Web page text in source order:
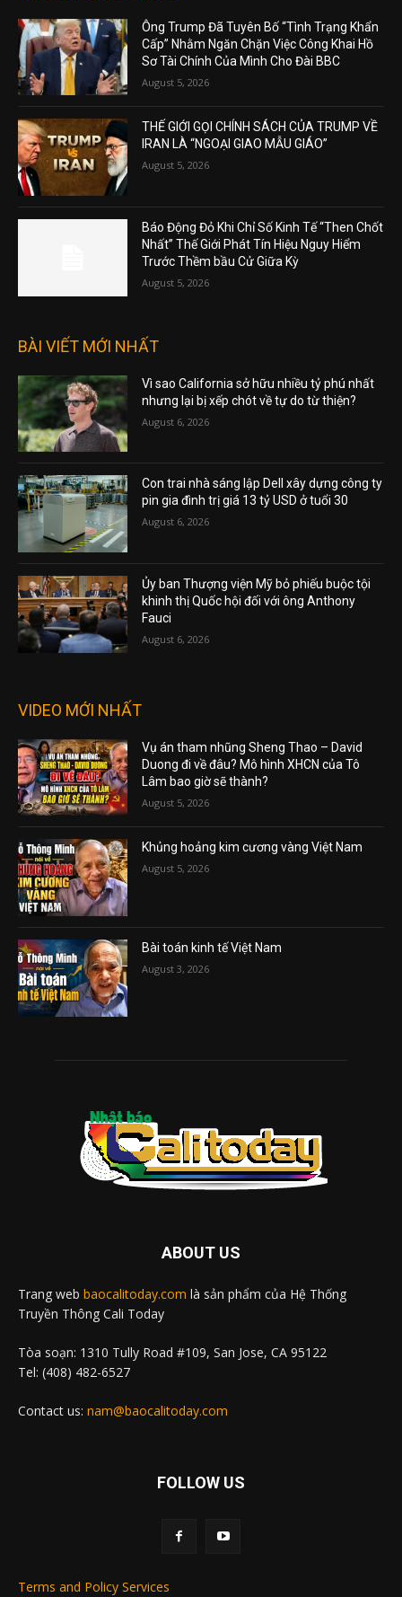
Ông Trump Đã Tuyên Bố “Tình Trạng Khẩn
Cấp” Nhằm Ngăn Chặn Việc Công Khai Hồ
Sơ Tài Chính Của Mình Cho Đài BBC
August 5, 2026
THẾ GIỚI GỌI CHÍNH SÁCH CỦA TRUMP VỀ
IRAN LÀ “NGOẠI GIAO MẪU GIÁO”
August 5, 2026
Báo Động Đỏ Khi Chỉ Số Kinh Tế “Then Chốt
Nhất” Thế Giới Phát Tín Hiệu Nguy Hiểm
Trước Thềm bầu Cử Giữa Kỳ
August 5, 2026
BÀI VIẾT MỚI NHẤT
Vì sao California sở hữu nhiều tỷ phú nhất
nhưng lại bị xếp chót về tự do từ thiện?
August 6, 2026
Con trai nhà sáng lập Dell xây dựng công ty
pin gia đình trị giá 13 tỷ USD ở tuổi 30
August 6, 2026
Ủy ban Thượng viện Mỹ bỏ phiếu buộc tội
khinh thị Quốc hội đối với ông Anthony
Fauci
August 6, 2026
VIDEO MỚI NHẤT
Vụ án tham nhũng Sheng Thao – David
Duong đi về đâu? Mô hình XHCN của Tô
Lâm bao giờ sẽ thành?
August 5, 2026
Khủng hoảng kim cương vàng Việt Nam
August 5, 2026
Bài toán kinh tế Việt Nam
August 3, 2026
ABOUT US
Trang web baocalitoday.com là sản phẩm của Hệ Thống
Truyền Thông Cali Today
Tòa soạn: 1310 Tully Road #109, San Jose, CA 95122
Tel: (408) 482-6527
Contact us: nam@baocalitoday.com
FOLLOW US
Terms and Policy Services